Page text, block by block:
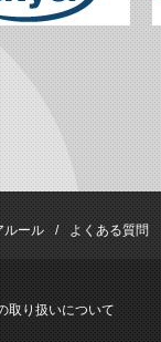
ルール よくある質問
取り扱いについて